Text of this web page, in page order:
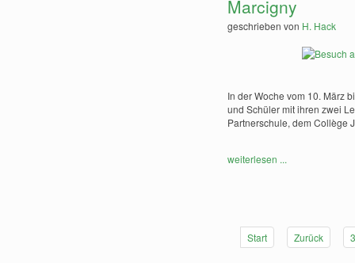
Marcigny
geschrieben von H. Hack
In der Woche vom 10. März
und Schüler mit ihren zwei
Partnerschule, dem Collège
weiterlesen ...
Start Zurück 3